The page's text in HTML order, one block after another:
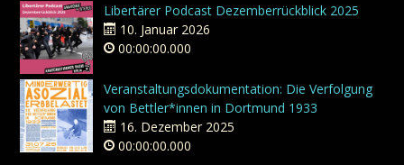
Libertärer Podcast Dezemberrückblick 2025
10. Januar 2026
00:00:00.000
Veranstaltungsdokumentation: Die Verfolgung
von Bettler*innen in Dortmund 1933
16. Dezember 2025
00:00:00.000